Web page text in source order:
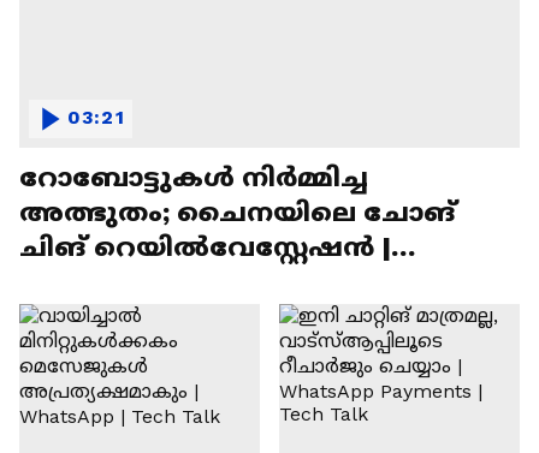
റോബോട്ടുകൾ നിർമ്മിച്ച
അത്ഭുതം; ചൈനയിലെ ചോങ്
ചിങ് റെയിൽവേസ്റ്റേഷൻ |
03:21